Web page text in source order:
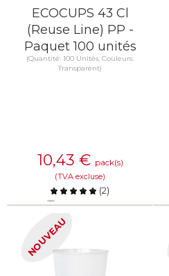
ECOCUPS 43 Cl
(Reuse Line) PP -
Paquet 100 unités
(Quantité: 100 Unités, Couleurs:
Transparent)
10,43 € pack(s)
(TVA excluse)
(2)
Comparer
EN SAVOIR PLUS
NOUVEAU